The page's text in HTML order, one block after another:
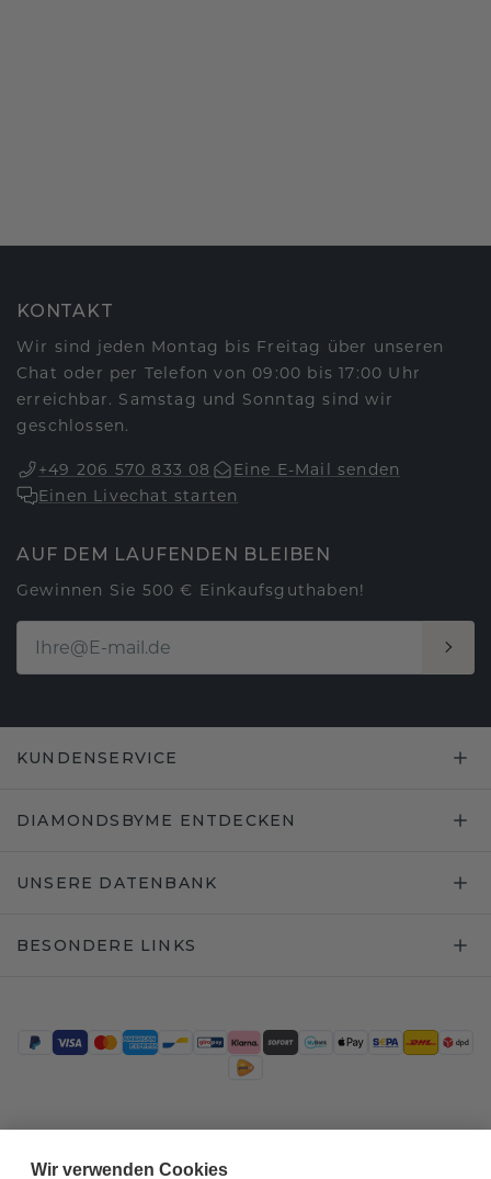
KONTAKT
Wir sind jeden Montag bis Freitag über unseren
Chat oder per Telefon von 09:00 bis 17:00 Uhr
erreichbar. Samstag und Sonntag sind wir
geschlossen.
+49 206 570 833 08
Eine E-Mail senden
Einen Livechat starten
AUF DEM LAUFENDEN BLEIBEN
Gewinnen Sie 500 € Einkaufsguthaben!
KUNDENSERVICE
DIAMONDSBYME ENTDECKEN
UNSERE DATENBANK
BESONDERE LINKS
Wir verwenden Cookies